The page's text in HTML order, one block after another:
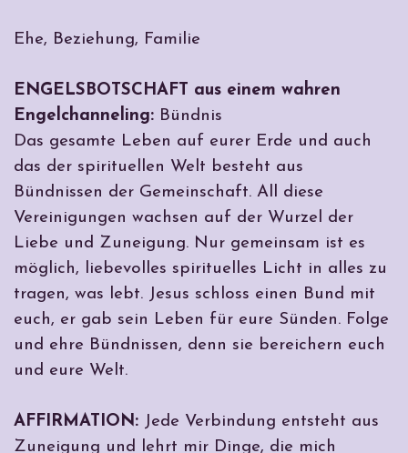
Ehe, Beziehung, Familie
ENGELSBOTSCHAFT aus einem wahren
Engelchanneling: Bündnis
Das gesamte Leben auf eurer Erde und auch
das der spirituellen Welt besteht aus
Bündnissen der Gemeinschaft. All diese
Vereinigungen wachsen auf der Wurzel der
Liebe und Zuneigung. Nur gemeinsam ist es
möglich, liebevolles spirituelles Licht in alles zu
tragen, was lebt. Jesus schloss einen Bund mit
euch, er gab sein Leben für eure Sünden. Folge
und ehre Bündnissen, denn sie bereichern euch
und eure Welt.
AFFIRMATION: Jede Verbindung entsteht aus
Zuneigung und lehrt mir Dinge, die mich